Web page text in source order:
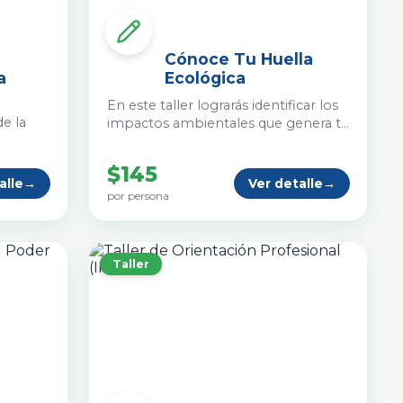
la
así
forma
→
Cónoce Tu Huella
Ecológica
En este taller lograrás identificar los
impactos ambientales que genera tu
$145
por persona
Ver detalle→
Taller